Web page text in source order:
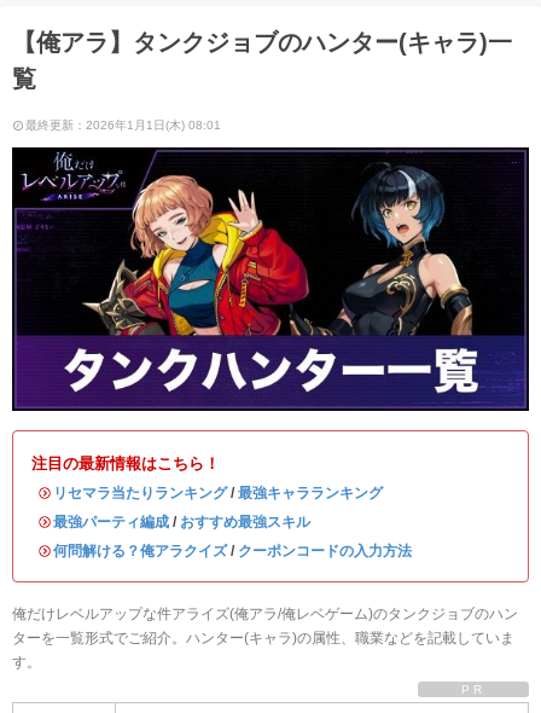
【俺アラ】タンクジョブのハンター(キャラ)一
覧
最終更新：2026年1月1日(木) 08:01
注目の最新情報はこちら！
・ リセマラ当たりランキング/ 最強キャラランキング
・最強パーティ編成 / おすすめ最強スキル
・何問解ける？俺アラクイズ/ クーポンコードの入力方法
俺だけレベルアップな件アライズ(俺アラ/俺レベゲーム)のタンクジョブのハン
ターを一覧形式でご紹介。ハンター(キャラ)の属性、職業などを記載していま
す。
PR